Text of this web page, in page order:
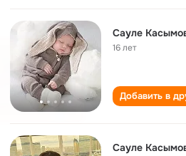
Сауле
16 лет
Добавить в
Сауле